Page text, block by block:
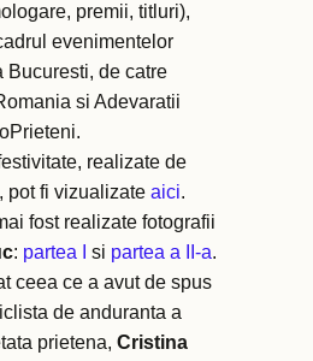
premii, titluri),
evenimentelor
Bucuresti, de catre
si Adevaratii
realizate de
pot fi vizualizate aici.
fost realizate fotografii
: partea I si partea a II-a.
ceea ce a avut de spus
de anduranta a
prietena, Cristina